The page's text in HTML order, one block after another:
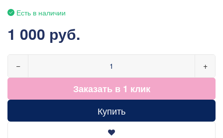
Есть в наличии
1 000 руб.
− +
Заказать в 1 клик
Купить